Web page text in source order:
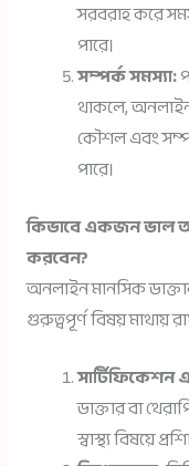
সরবরাহ করে
পারে।
সম্পর্ক সমস্যা:
থাকলে,
কৌশল এবং
পারে।
কিভাবে একজন ভাল
করবেন?
অনলাইন মানসিক
গুরুত্বপূর্ণ বিষয় মাথায়
ডাক্তার বা
স্বাস্থ্য বিষয়ে